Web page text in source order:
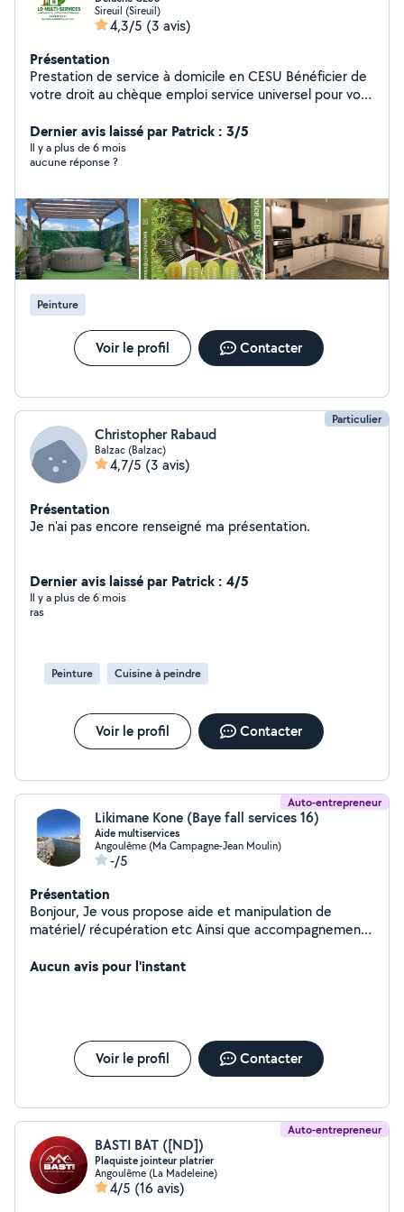
Sireuil (Sireuil)
4,3/5 (3 avis)
Présentation
Prestation de service à domicile en CESU Bénéficier de
votre droit au chèque emploi service universel pour vos
extérieurs
Dernier avis laissé par Patrick : 3/5
Il y a plus de 6 mois
aucune réponse ?
Peinture
Voir le profil Contacter
Particulier
Christopher Rabaud
Balzac (Balzac)
4,7/5 (3 avis)
Présentation
Je n'ai pas encore renseigné ma présentation.
Dernier avis laissé par Patrick : 4/5
Il y a plus de 6 mois
ras
Peinture Cuisine à peindre
Voir le profil Contacter
Auto-entrepreneur
Likimane Kone (Baye fall services 16)
Aide multiservices
Angoulême (Ma Campagne-Jean Moulin)
-/5
Présentation
Bonjour, Je vous propose aide et manipulation de
matériel/ récupération etc Ainsi que accompagnement
MULTISERVICES/ tAPISSERIE:PEINTURES/soudures
Aucun avis pour l'instant
Voir le profil Contacter
Auto-entrepreneur
BASTI BAT ([ND])
Plaquiste jointeur platrier
Angoulême (La Madeleine)
4/5 (16 avis)